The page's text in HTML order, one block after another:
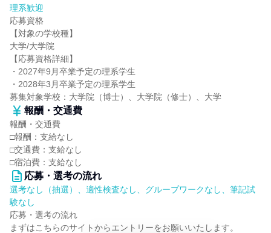
理系歓迎
応募資格
【対象の学校種】
大学/大学院
【応募資格詳細】
・2027年9月卒業予定の理系学生
・2028年3月卒業予定の理系学生
募集対象学校：大学院（博士）、大学院（修士）、大学
報酬・交通費
報酬・交通費
□報酬：支給なし
□交通費：支給なし
□宿泊費：支給なし
応募・選考の流れ
選考なし（抽選）、適性検査なし、グループワークなし、筆記試
験なし
応募・選考の流れ
まずはこちらのサイトからエントリーをお願いいたします。